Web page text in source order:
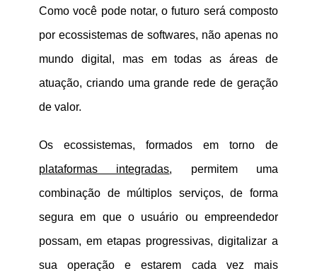
Como você pode notar, o futuro será composto
por ecossistemas de softwares, não apenas no
mundo digital, mas em todas as áreas de
atuação, criando uma grande rede de geração
de valor.
Os ecossistemas, formados em torno de
plataformas integradas, permitem uma
combinação de múltiplos serviços, de forma
segura em que o usuário ou empreendedor
possam, em etapas progressivas, digitalizar a
sua operação e estarem cada vez mais